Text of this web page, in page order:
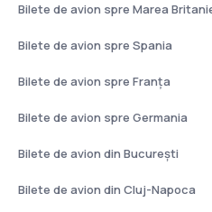
Bilete de avion spre Marea
Bilete de avion spre Spania
Bilete de avion spre Franţa
Bilete de avion spre Germania
Bilete de avion din București
Bilete de avion din Cluj-Napoca